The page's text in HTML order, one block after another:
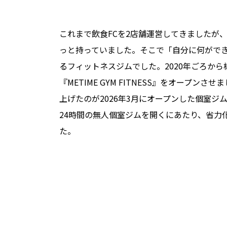
これまで飲食FCを2店舗運営してきましたが
っと持っていました。そこで「自分に何が
るフィットネスジムでした。2020年ごろか
『METIME GYM FITNESS』をオープンさ
上げたのが2026年3月にオープンした個室ジ
24時間の無人個室ジムを開くにあたり、省
た。